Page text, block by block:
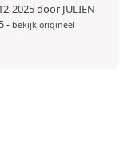
2025 door JULIEN
- bekijk origineel